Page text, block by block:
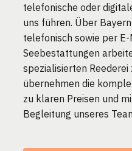
telefonische oder
uns führen. Über
telefonisch sowie per
Seebestattungen
spezialisierten Reederei
übernehmen die
zu klaren Preisen und
Begleitung unseres